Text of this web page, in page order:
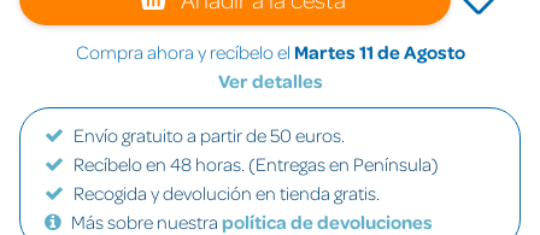
Compra ahora y recíbelo el Martes 11 de Agosto
Ver detalles
Envío gratuito a partir de 50 euros.
Recíbelo en 48 horas. (Entregas en Península)
Recogida y devolución en tienda gratis.
Más sobre nuestra política de devoluciones